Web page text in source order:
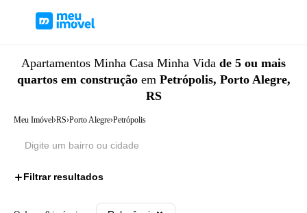
Apartamentos Minha Casa Minha Vida de 5 ou mais
quartos em construção em Petrópolis, Porto Alegre,
RS
Meu Imóvel›RS›Porto Alegre›Petrópolis
Filtrar resultados